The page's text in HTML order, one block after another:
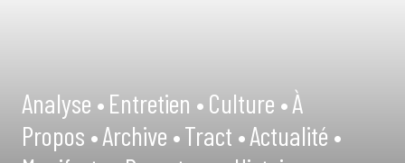
Analyse •Entretien •Culture •À
Propos •Archive •Tract •Actualité •